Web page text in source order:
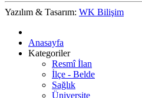
Yazılım & Tasarım: WK Bilişim
Anasayfa
Kategoriler
Resmî İlan
İlçe - Belde
Sağlık
Üniversite